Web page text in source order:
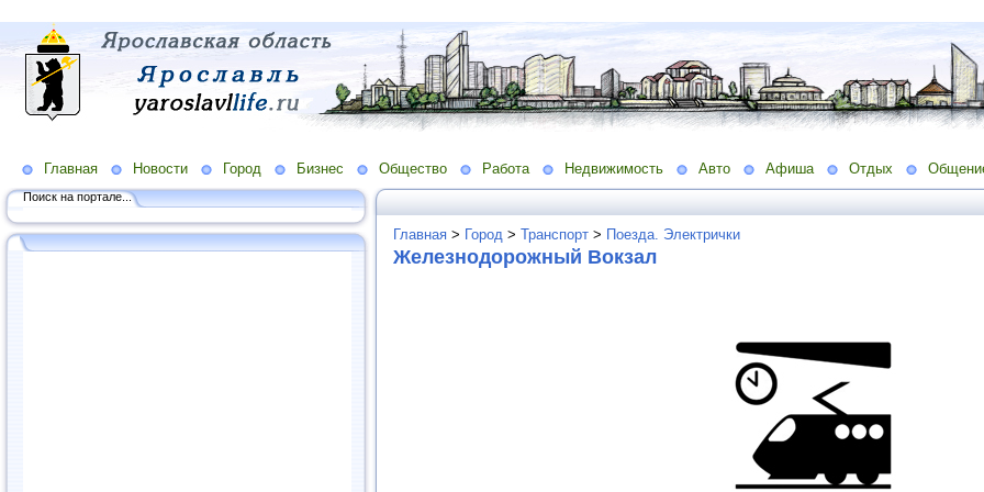
Главная Новости Город Бизнес Общество Работа Недвижимость Авто Афиша Отдых
Поиск на портале...
Главная > Город > Транспорт > Поезда. Электрички
Железнодорожный Вокзал